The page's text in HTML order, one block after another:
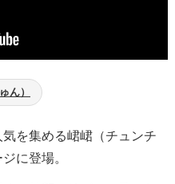
ん）
を集める峮峮（チュンチ
に登場。